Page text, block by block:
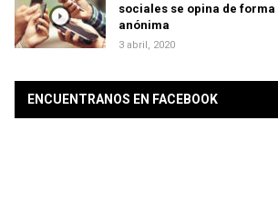
sociales se opina de forma
anónima
3 abril, 2020
ENCUENTRANOS EN FACEBOOK